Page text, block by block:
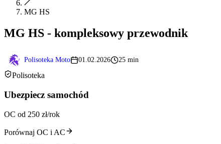
MG HS
MG HS - kompleksowy przewodnik
Polisoteka Moto 01.02.2026 25 min
Polisoteka
Ubezpiecz samochód
OC od 250 zł/rok
Porównaj OC i AC